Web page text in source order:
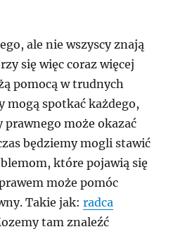
ale nie wszyscy znają
się więc coraz więcej
pomocą w trudnych
mogą spotkać każdego,
prawnego może okazać
będziemy mogli stawić
które pojawią się
może pomóc
Takie jak:radca
tam znaleźć